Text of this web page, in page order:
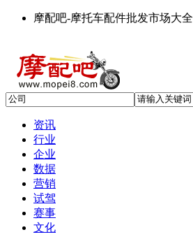
摩配吧-摩托车配件批发市场大全
资讯
行业
企业
数据
营销
试驾
赛事
文化